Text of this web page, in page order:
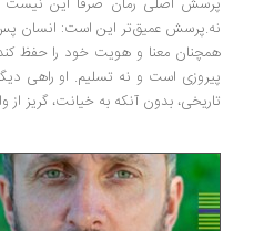
عمیق‌تر این است: انسان پس از
معنا و هویت خود را حفظ کند؟...
است و نه تسلیم. او راهی دیگر را
بدون آنکه به خیانت، گریز از واقعیت